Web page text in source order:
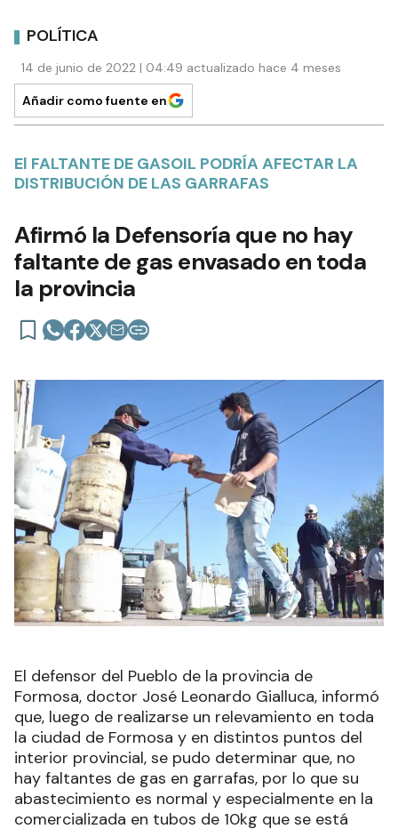
POLÍTICA
14 de junio de 2022 | 04:49 actualizado hace 4 meses
Añadir como fuente en
El FALTANTE DE GASOIL PODRÍA AFECTAR LA
DISTRIBUCIÓN DE LAS GARRAFAS
Afirmó la Defensoría que no hay
faltante de gas envasado en toda
la provincia
El defensor del Pueblo de la provincia de
Formosa, doctor José Leonardo Gialluca, informó
que, luego de realizarse un relevamiento en toda
la ciudad de Formosa y en distintos puntos del
interior provincial, se pudo determinar que, no
hay faltantes de gas en garrafas, por lo que su
abastecimiento es normal y especialmente en la
comercializada en tubos de 10kg que se está